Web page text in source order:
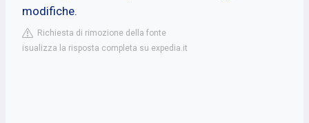
modifiche.
Richiesta di rimozione della fonte
isualizza la risposta completa su expedia.it